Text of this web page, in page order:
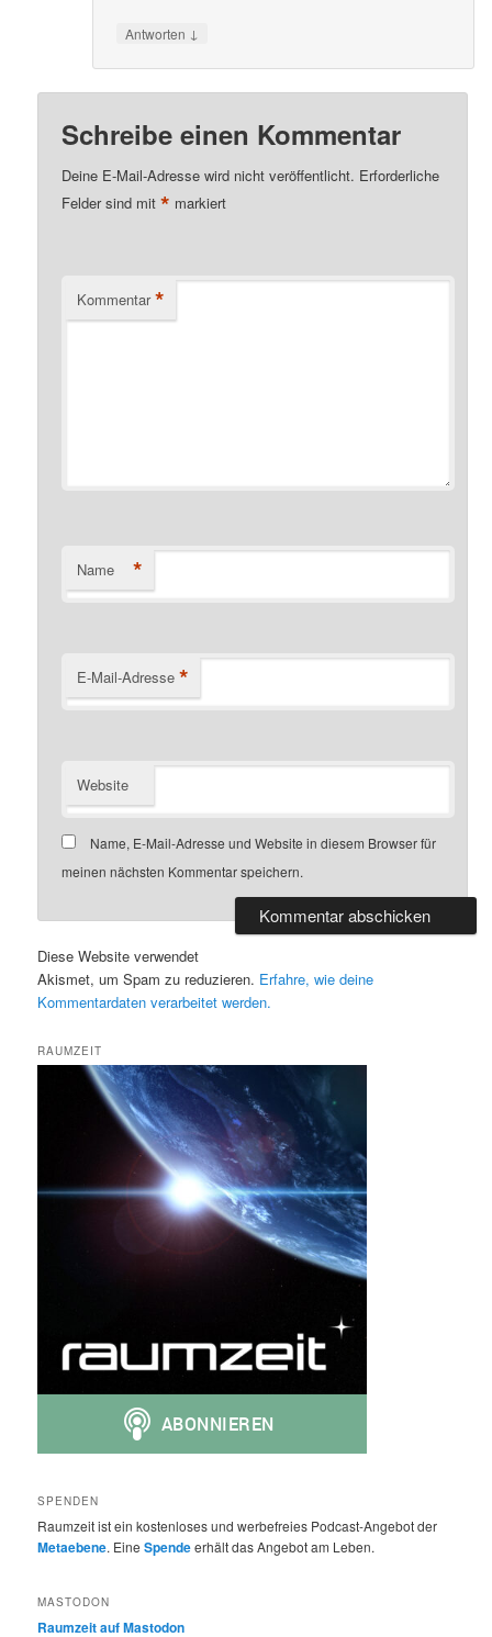
Antworten ↓
Schreibe einen Kommentar
Deine E-Mail-Adresse wird nicht veröffentlicht. Erforderliche
Felder sind mit* markiert
Kommentar *
Name *
E-Mail-Adresse *
Website
Name, E-Mail-Adresse und Website in diesem Browser für
meinen nächsten Kommentar speichern.
Diese Website verwendet
Akismet, um Spam zu reduzieren. Erfahre, wie deine
Kommentardaten verarbeitet werden.
RAUMZEIT
SPENDEN
Raumzeit ist ein kostenloses und werbefreies Podcast-Angebot der
Metaebene. EineSpendeerhält das Angebot am Leben.
MASTODON
Raumzeit auf Mastodon